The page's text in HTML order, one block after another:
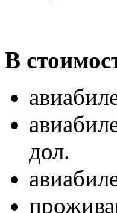
В
дол.